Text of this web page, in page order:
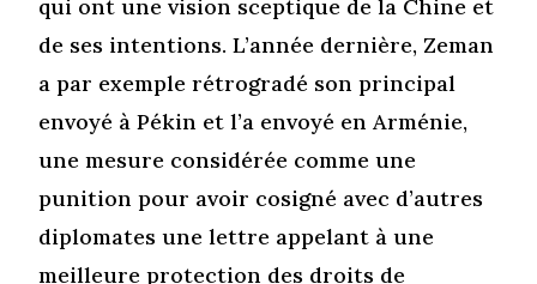
qui ont une vision sceptique de la Chine et
de ses intentions. L’année dernière, Zeman
a par exemple rétrogradé son principal
envoyé à Pékin et l’a envoyé en Arménie,
une mesure considérée comme une
punition pour avoir cosigné avec d’autres
diplomates une lettre appelant à une
meilleure protection des droits de